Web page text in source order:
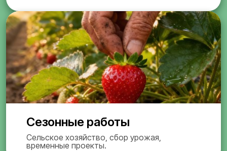
Сезонные работы
Сельское хозяйство, сбор урожая,
временные проекты.